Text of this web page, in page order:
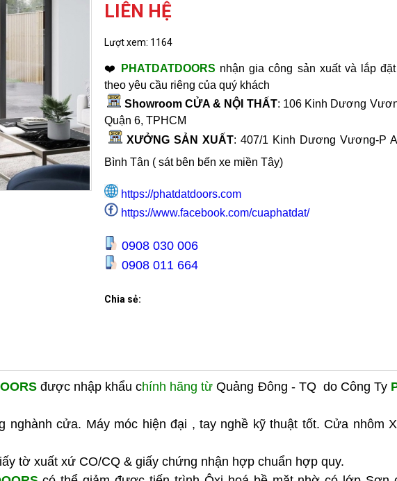
LIÊN HỆ
Lượt xem: 1164
❤️ PHATDATDOORS nhận gia công sản xuất và lắp
theo yêu cầu riêng của quý khách
Showroom CỬA & NỘI THẤT: 106 Kinh Dương
Quận 6, TPHCM
XƯỞNG SẢN XUẤT: 407/1 Kinh Dương Vương-P
Bình Tân ( sát bên bến xe miền Tây)
https://phatdatdoors.com
https://www.facebook.com/cuaphatdat/
0908 030 006
0908 011 664
Chia sẻ:
được nhập khẩu chính hãng từ Quảng Đông - TQ do Công Ty
nghành cửa. Máy móc hiện đại , tay nghề kỹ thuật tốt. Cửa nhôm
tờ xuất xứ CO/CQ & giấy chứng nhận hợp chuẩn hợp quy.